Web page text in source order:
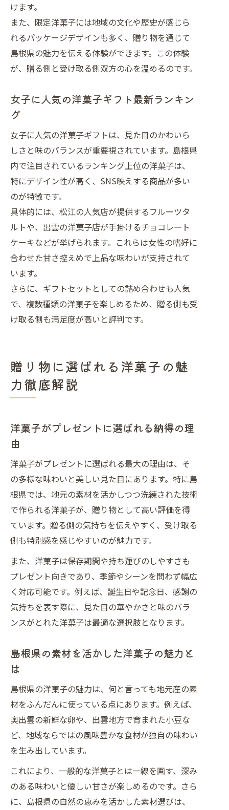
けます。
また、限定洋菓子には地域の文化や歴史が感じら
れるパッケージデザインも多く、贈り物を通じて
島根県の魅力を伝える体験ができます。この体験
が、贈る側と受け取る側双方の心を温めるのです。
女子に人気の洋菓子ギフト最新ランキン
グ
女子に人気の洋菓子ギフトは、見た目のかわいら
しさと味のバランスが重要視されています。島根県
内で注目されているランキング上位の洋菓子は、
特にデザイン性が高く、SNS映えする商品が多い
のが特徴です。
具体的には、松江の人気店が提供するフルーツタ
ルトや、出雲の洋菓子店が手掛けるチョコレート
ケーキなどが挙げられます。これらは女性の嗜好に
合わせた甘さ控えめで上品な味わいが支持されて
います。
さらに、ギフトセットとしての詰め合わせも人気
で、複数種類の洋菓子を楽しめるため、贈る側も受
け取る側も満足度が高いと評判です。
贈り物に選ばれる洋菓子の魅
力徹底解説
洋菓子がプレゼントに選ばれる納得の理
由
洋菓子がプレゼントに選ばれる最大の理由は、そ
の多様な味わいと美しい見た目にあります。特に島
根県では、地元の素材を活かしつつ洗練された技術
で作られる洋菓子が、贈り物として高い評価を得
ています。贈る側の気持ちを伝えやすく、受け取る
側も特別感を感じやすいのが魅力です。
また、洋菓子は保存期間や持ち運びのしやすさも
プレゼント向きであり、季節やシーンを問わず幅広
く対応可能です。例えば、誕生日や記念日、感謝の
気持ちを表す際に、見た目の華やかさと味のバラ
ンスがとれた洋菓子は最適な選択肢となります。
島根県の素材を活かした洋菓子の魅力と
は
島根県の洋菓子の魅力は、何と言っても地元産の素
材をふんだんに使っている点にあります。例えば、
奥出雲の新鮮な卵や、出雲地方で育まれた小豆な
ど、地域ならではの風味豊かな食材が独自の味わい
を生み出しています。
これにより、一般的な洋菓子とは一線を画す、深み
のある味わいと優しい甘さが楽しめるのです。さら
に、島根県の自然の恵みを活かした素材選びは、